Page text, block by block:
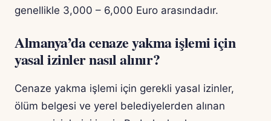
genellikle 3,000 – 6,000 Euro arasındadır.
Almanya’da cenaze yakma işlemi için
yasal izinler nasıl alınır?
Cenaze yakma işlemi için gerekli yasal izinler,
ölüm belgesi ve yerel belediyelerden alınan